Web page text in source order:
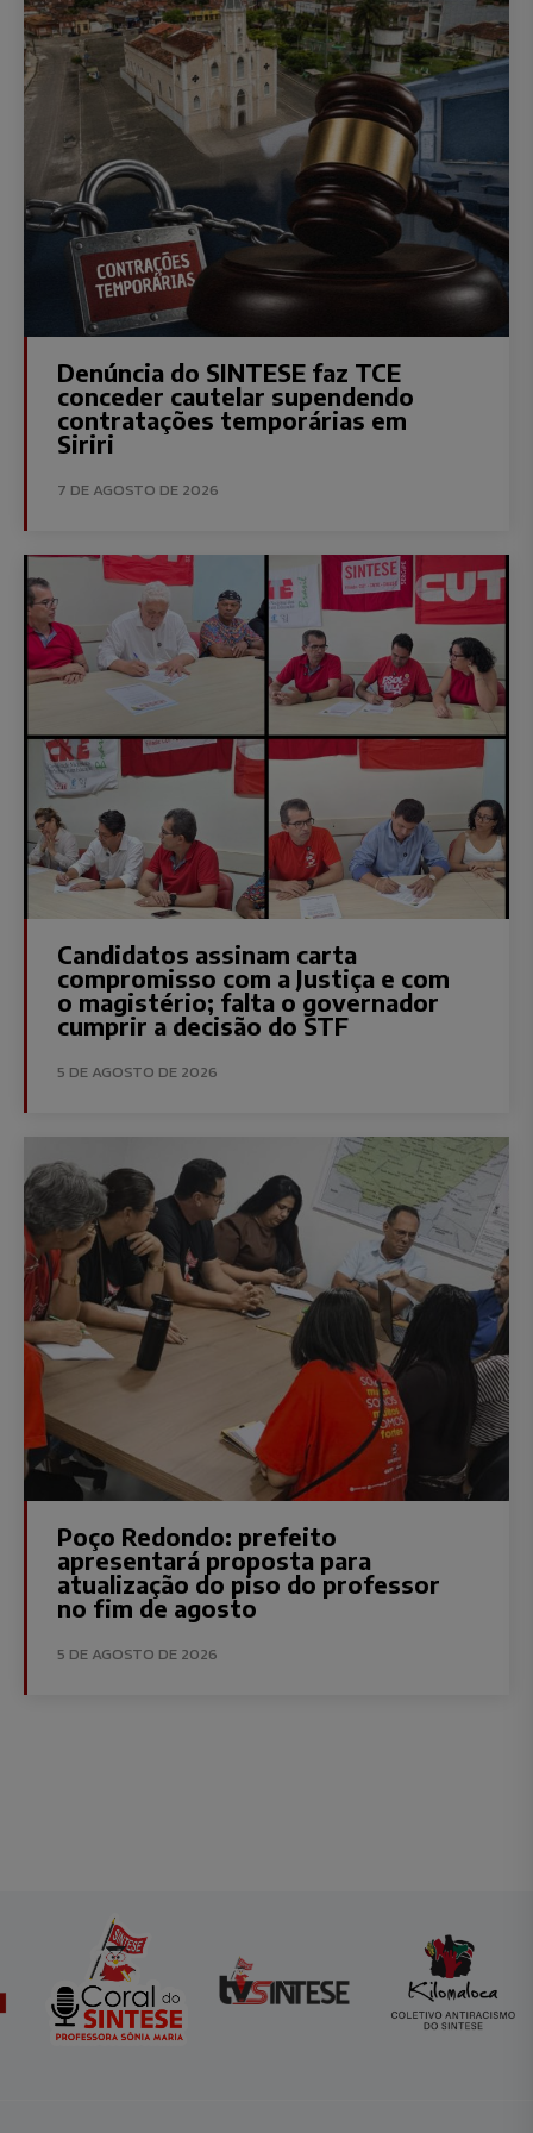
Denúncia do SINTESE faz TCE
conceder cautelar supendendo
contratações temporárias em
Siriri
7 DE AGOSTO DE 2026
Candidatos assinam carta
compromisso com a Justiça e com
o magistério; falta o governador
cumprir a decisão do STF
5 DE AGOSTO DE 2026
Poço Redondo: prefeito
apresentará proposta para
atualização do piso do professor
no fim de agosto
5 DE AGOSTO DE 2026